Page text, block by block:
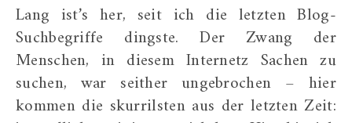
Lang ist’s her, seit ich die letzten Blog-
Suchbegriffe dingste. Der Zwang der
Menschen, in diesem Internetz Sachen zu
suchen, war seither ungebrochen – hier
kommen die skurrilsten aus der letzten Zeit: